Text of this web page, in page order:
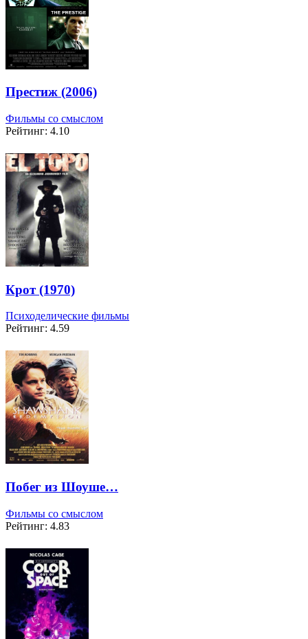
Престиж (2006)
Фильмы со смыслом
Рейтинг: 4.10
Крот (1970)
Психоделические фильмы
Рейтинг: 4.59
Побег из Шоуше…
Фильмы со смыслом
Рейтинг: 4.83